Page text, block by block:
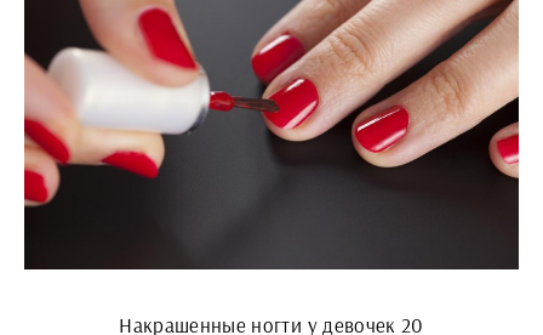
Накрашенные ногти у девочек 20